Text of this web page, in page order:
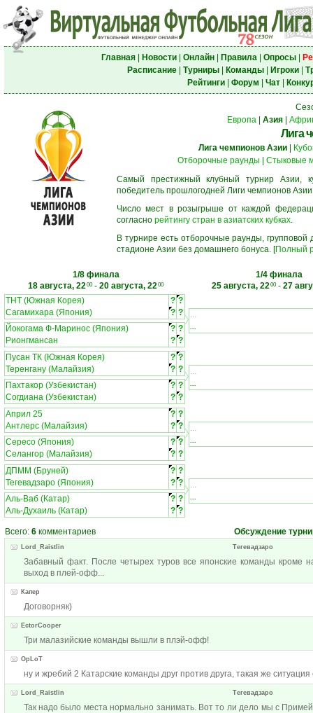
Главная| Новости| Онлайн| Правила| Опросы|
Расписание| Турниры| Команды| Игроки|
Рейтинги| Форум Чат|
Европа
Азия
Лига
Лига чемпионов Азии
Отборочные раунды
Стыковые
Самый престижный клубный турнир Азии,
победитель прошлогодней Лиги чемпионов
Число мест в розыгрыше от каждой
согласно рейтингу стран в азиатских кубках.
В турнире есть отборочные раунды,
стадионе Азии без домашнего бонуса. [Полный
1/8 финала
18 августа, 2200- 20 августа, 2200
1/4 финала
25 августа, 2200- 27
ТНТ (Южная Корея)
? ?
Сагамихара (Япония)
? ?
Йокогама Ф-Маринос (Япония)
? ?
Рионгмансан
? ?
...
...
Пусан ТК (Южная Корея) ? ?
Теренгану (Малайзия)
? ?
Пахтакор (Узбекистан)
? ?
Согдиана (Узбекистан)
? ?
...
...
Април 25 ? ?
Антлерс (Малайзия)
? ?
Сересо (Япония)
? ?
Селангор (Малайзия)
? ?
...
...
ДПММ (Бруней) ? ?
Тегевадзаро (Япония)
? ?
Аль-Ваб (Катар)
? ?
Аль-Духаиль (Катар)
? ?
...
...
Всего: 6 комментариев Обсуждение
Lord_Raistlin Тегевадзаро
Забавный факт. После четырех туров все японские команды кроме
выход в плей-офф...
Капер
Договорняк)
EctorCooper
Три малазийские команды вышли в плэй-офф!
OpLoT
ну и жребий 2 Катарские команды друг против друга, такая же ситуация
Lord_Raistlin Тегевадзаро
Так надо было места нормально занимать. Вот то ли дело мы с